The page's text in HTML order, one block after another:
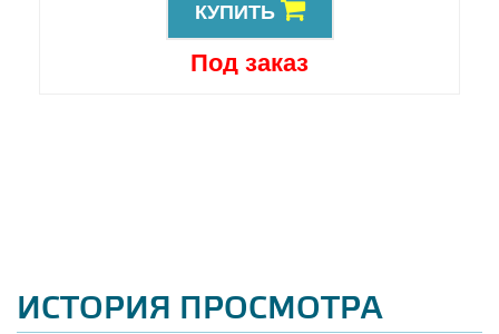
КУПИТЬ
Под заказ
ИСТОРИЯ ПРОСМОТРА